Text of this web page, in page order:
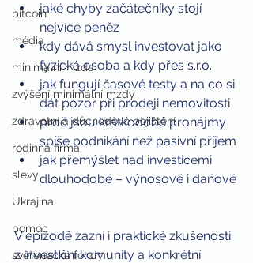
bitcoin
média
minimální mzda
zvýšení minimální mzdy
zdravotní a důchodové pojištění
rodinná firma
slevy
Ukrajina
pomoc
svěřenecké fondy
jaké chyby začátečníky stojí
nejvíce peněz
kdy dává smysl investovat jako
fyzická osoba a kdy přes s.r.o.
jak fungují časové testy a na co si
dát pozor při prodeji nemovitosti
proč jsou krátkodobé pronájmy
spíše podnikání než pasivní příjem
jak přemýšlet nad investicemi
dlouhodobě – výnosově i daňově
V epizodě zazní i praktické zkušenosti
z investiční komunity a konkrétní